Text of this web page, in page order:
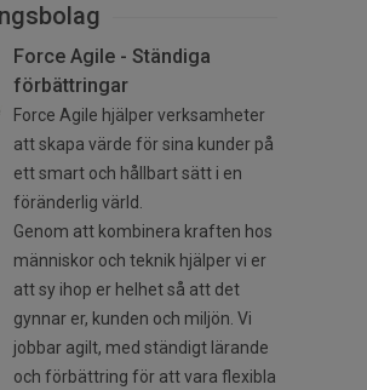
Force Agile - Ständiga
förbättringar
Force Agile hjälper verksamheter
att skapa värde för sina kunder på
ett smart och hållbart sätt i en
föränderlig värld.
Genom att kombinera kraften hos
människor och teknik hjälper vi er
att sy ihop er helhet så att det
gynnar er, kunden och miljön. Vi
jobbar agilt, med ständigt lärande
och förbättring för att vara flexibla